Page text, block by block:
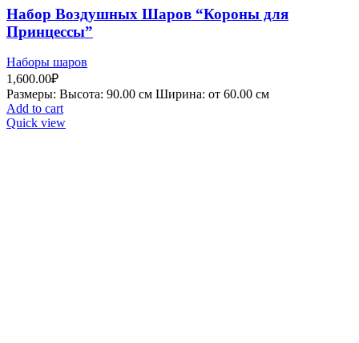
Набор Воздушных Шаров “Короны для
Принцессы”
Наборы шаров
1,600.00₽
Рaзмеры: Высота: 90.00 см Ширина: от 60.00 см
Add to cart
Quick view